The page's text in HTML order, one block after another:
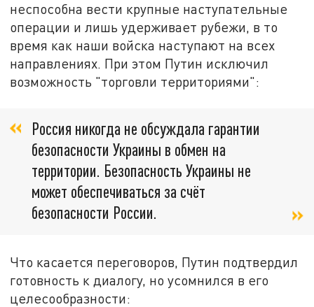
неспособна вести крупные наступательные
операции и лишь удерживает рубежи, в то
время как наши войска наступают на всех
направлениях. При этом Путин исключил
возможность "торговли территориями":
Россия никогда не обсуждала гарантии
безопасности Украины в обмен на
территории. Безопасность Украины не
может обеспечиваться за счёт
безопасности России.
Что касается переговоров, Путин подтвердил
готовность к диалогу, но усомнился в его
целесообразности: